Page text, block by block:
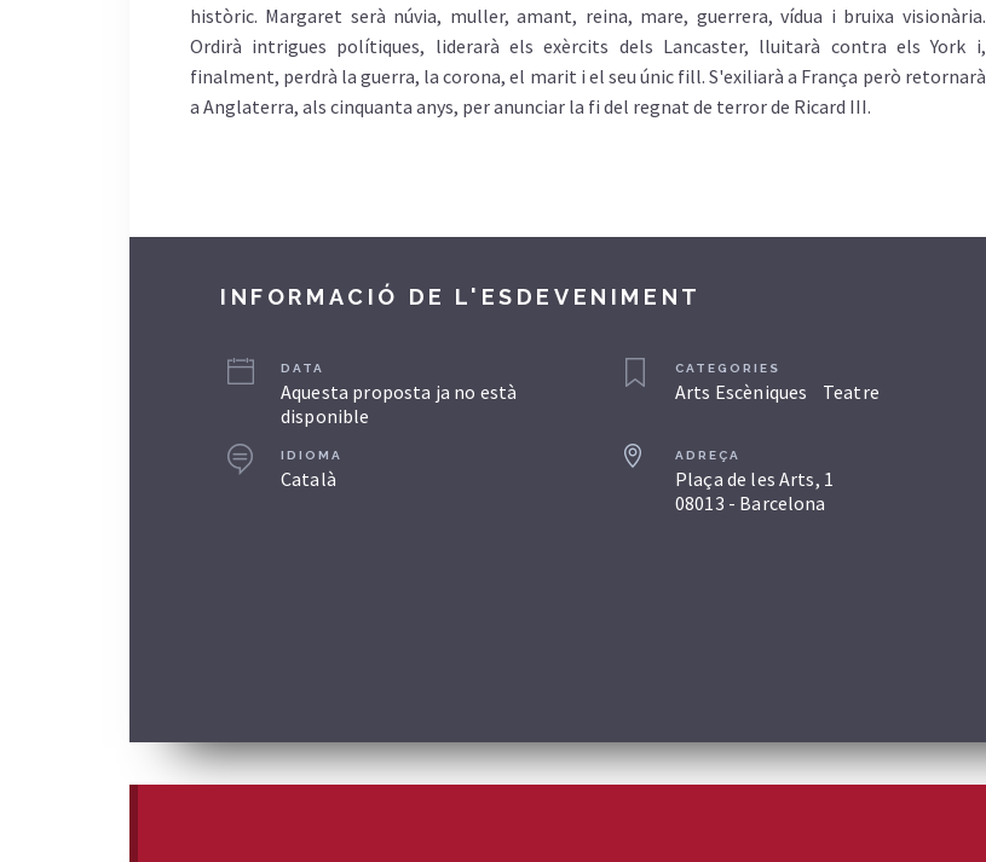
històric. Margaret serà núvia, muller,amant, reina, mare, guerrera,vídua i bruixa visionària.
Ordirà intrigues polítiques, liderarà els exèrcits dels Lancaster, lluitarà contraels York i,
finalment, perdrà la guerra, la corona, el marit i el seu únic fill.S'exiliarà a França però retornarà
a Anglaterra, als cinquanta anys, per anunciar la fi del regnat de terror de Ricard III.
INFORMACIÓ DE L'ESDEVENIMENT
DATA
Aquesta proposta ja no està
disponible
IDIOMA
Català
CATEGORIES
Arts Escèniques Teatre
ADREÇA
Plaça de les Arts, 1
08013 - Barcelona